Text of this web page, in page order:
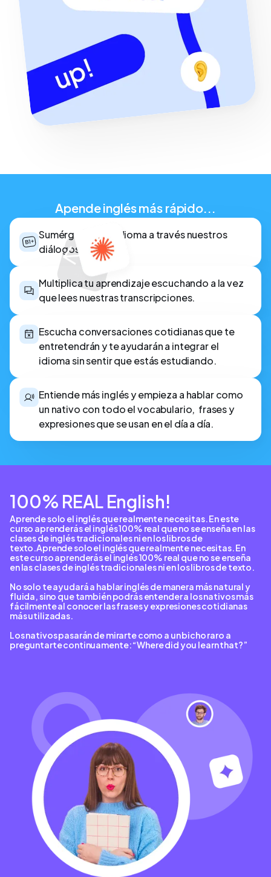
Apende inglés más rápido...
Sumérgete en el idioma a través nuestros
diálogos en inglés.
Multiplica tu aprendizaje escuchando a la vez
que lees nuestras transcripciones.
Escucha conversaciones cotidianas que te
entretendrán y te ayudarán a integrar el
idioma sin sentir que estás estudiando.
Entiende más inglés y empieza a hablar como
un nativo con todo el vocabulario, frases y
expresiones que se usan en el día a día.
100% REAL English!
Aprende solo el inglés que realmente necesitas. En este
curso aprenderás el inglés 100% real que no se enseña en las
clases de inglés tradicionales ni en los libros de
texto.Aprende solo el inglés que realmente necesitas. En
este curso aprenderás el inglés 100% real que no se enseña
en las clases de inglés tradicionales ni en los libros de texto.
No solo te ayudará a hablar inglés de manera más natural y
fluida, sino que también podrás entender a los nativos más
fácilmente al conocer las frases y expresiones cotidianas
más utilizadas.
Los nativos pasarán de mirarte como a un bicho raro a
preguntarte continuamente: “Where did you learn that?”